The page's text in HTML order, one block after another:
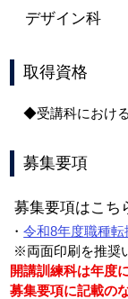
デザイン科
取得資格
◆受講科におけ
募集要項
募集要項はこち
・令和8年度職種転
※両面印刷を推奨
開講訓練科は年度
募集要項に記載の